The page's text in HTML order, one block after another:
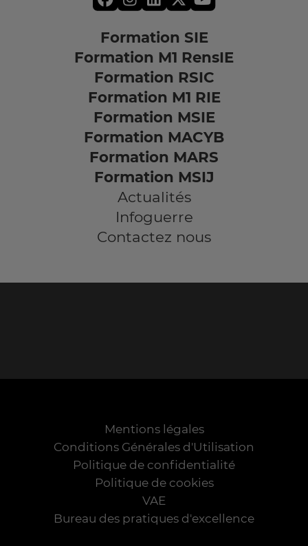
Formation SIE
Formation M1 RensIE
Formation RSIC
Formation M1 RIE
Formation MSIE
Formation MACYB
Formation MARS
Formation MSIJ
Actualités
Infoguerre
Contactez nous
Mentions légales
Conditions Générales d'Utilisation
Politique de confidentialité
Politique de cookies
VAE
Bureau des pratiques d'excellence